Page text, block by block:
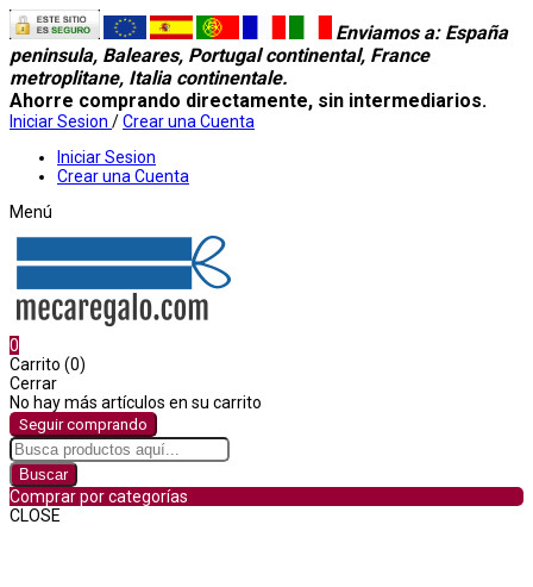
Enviamos a: España
peninsula, Baleares, Portugal continental, France
metroplitane, Italia continentale.
Ahorre comprando directamente, sin intermediarios.
Iniciar Sesion /Crear una Cuenta
Iniciar Sesion
Crear una Cuenta
Menú
0
Carrito (0)
Cerrar
No hay más artículos en su carrito
Seguir comprando
Buscar
Comprar por categorías
CLOSE